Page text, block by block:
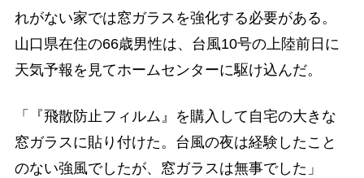
れがない家では窓ガラスを強化する必要がある。
山口県在住の66歳男性は、台風10号の上陸前日に
天気予報を見てホームセンターに駆け込んだ。
「『飛散防止フィルム』を購入して自宅の大きな
窓ガラスに貼り付けた。台風の夜は経験したこと
のない強風でしたが、窓ガラスは無事でした」